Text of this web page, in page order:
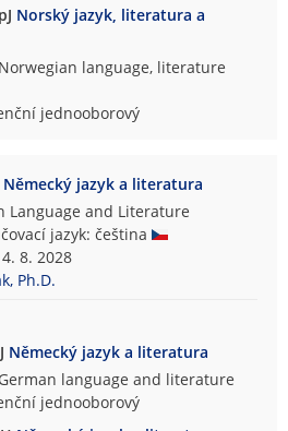
Norský jazyk, literatura a
language, literature
jednooborový
Německý jazyk a literatura
Language and Literature
jazyk: čeština
8. 2028
Ph.D.
Německý jazyk a literatura
language and literature
jednooborový